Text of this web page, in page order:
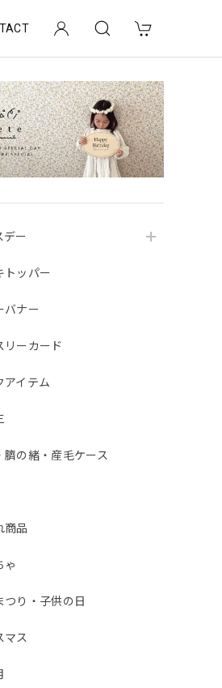
デー
トッパー
バナー
リーカード
アイテム
臍の緒・産毛ケース
商品
ゃ
つり・子供の日
マス